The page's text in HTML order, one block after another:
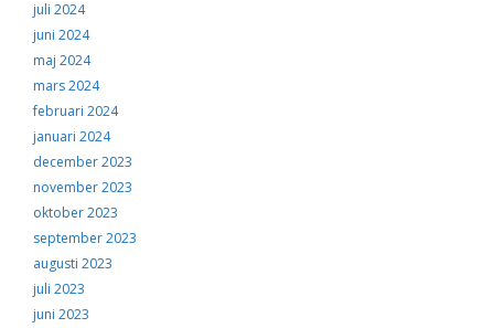
juli 2024
juni 2024
maj 2024
mars 2024
februari 2024
januari 2024
december 2023
november 2023
oktober 2023
september 2023
augusti 2023
juli 2023
juni 2023